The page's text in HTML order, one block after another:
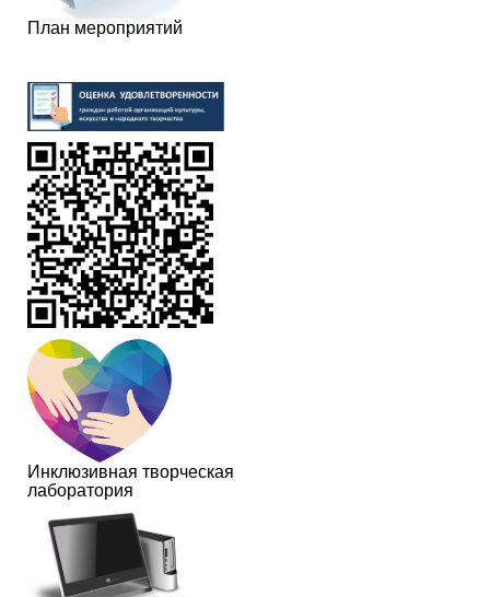
План мероприятий
Инклюзивная творческая
лаборатория